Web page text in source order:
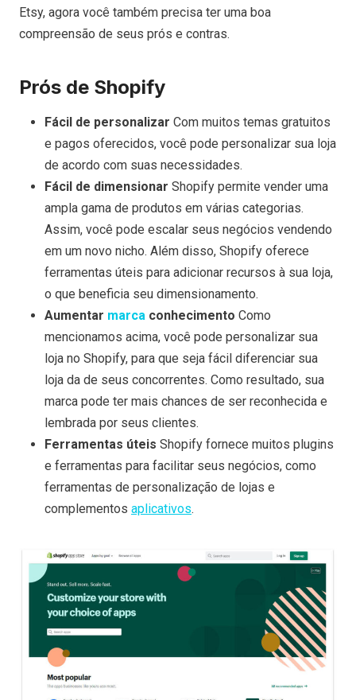
Etsy, agora você também precisa ter uma boa
compreensão de seus prós e contras.
Prós de Shopify
Fácil de personalizar Com muitos temas gratuitos
e pagos oferecidos, você pode personalizar sua loja
de acordo com suas necessidades.
Fácil de dimensionar Shopify permite vender uma
ampla gama de produtos em várias categorias.
Assim, você pode escalar seus negócios vendendo
em um novo nicho. Além disso, Shopify oferece
ferramentas úteis para adicionar recursos à sua loja,
o que beneficia seu dimensionamento.
Aumentar marca conhecimento Como
mencionamos acima, você pode personalizar sua
loja no Shopify, para que seja fácil diferenciar sua
loja da de seus concorrentes. Como resultado, sua
marca pode ter mais chances de ser reconhecida e
lembrada por seus clientes.
Ferramentas úteis Shopify fornece muitos plugins
e ferramentas para facilitar seus negócios, como
ferramentas de personalização de lojas e
complementos aplicativos.